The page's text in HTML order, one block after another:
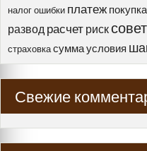
налогошибки платеж покупка
развод расчет рисксовет
страховкасуммаусловия
Свежие